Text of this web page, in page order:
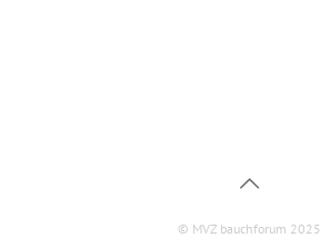
© MVZ bauchforum 2025